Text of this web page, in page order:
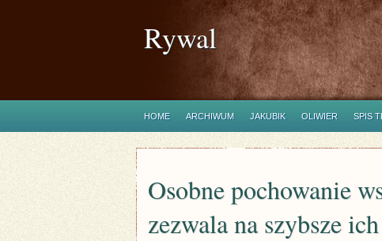
Rywal
HOME ARCHIWUM JAKUBIK OLIWIER SPIS
Osobne pochowanie
zezwala na szybsze